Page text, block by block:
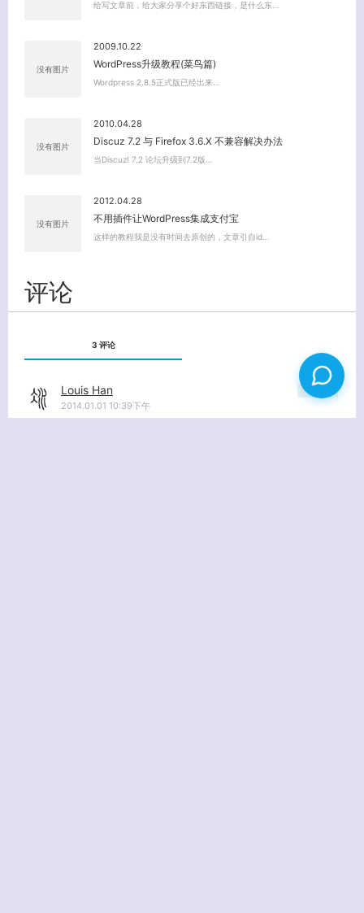
给写文章前，给大家分享个好东西链接，是什么东…
没有图片
2009.10.22
WordPress升级教程(菜鸟篇)
Wordpress 2.8.5正式版已经出来…
没有图片
2010.04.28
Discuz 7.2 与 Firefox 3.6.X 不兼容解决办法
当Discuz! 7.2 论坛升级到7.2版…
没有图片
2012.04.28
不用插件让WordPress集成支付宝
这样的教程我是没有时间去原创的，文章引自id…
评论
3 评论
Louis Han
2014.01.01 10:39下午